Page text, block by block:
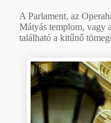
A Parlament, az
Mátyás templom, vagy
található a kitűnő